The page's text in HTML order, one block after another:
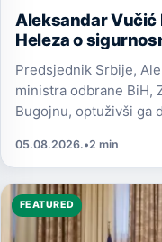
Aleksandar Vučić
Heleza o
Predsjednik Srbije,
ministra odbrane BiH,
Bugojnu, optuživši ga
05.08.2026.•2 min
FEATURED